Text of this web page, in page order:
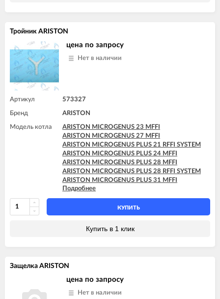
ARISTON MICROGENUS PLUS 28 MFFI
ARISTON MICROGENUS PLUS 31 MFFI
ARISTON MICROGENUS PLUS 31 RFFI SYSTEM
Тройник ARISTON
цена по запросу
Нет в наличии
Артикул 573327
Бренд ARISTON
Модель котла
ARISTON MICROGENUS 23 MFFI
ARISTON MICROGENUS 27 MFFI
ARISTON MICROGENUS PLUS 21 RFFI SYSTEM
ARISTON MICROGENUS PLUS 24 MFFI
ARISTON MICROGENUS PLUS 28 MFFI
ARISTON MICROGENUS PLUS 28 RFFI SYSTEM
ARISTON MICROGENUS PLUS 31 MFFI
ARISTON MICROGENUS PLUS 31 RFFI SYSTEM
ARISTON MICROSYSTEM 21 RFFI
ARISTON MICROSYSTEM 28 RFFI
ARISTON TX 23 MFFI
Подробнее
КУПИТЬ
Купить в 1 клик
Защелка ARISTON
цена по запросу
Нет в наличии